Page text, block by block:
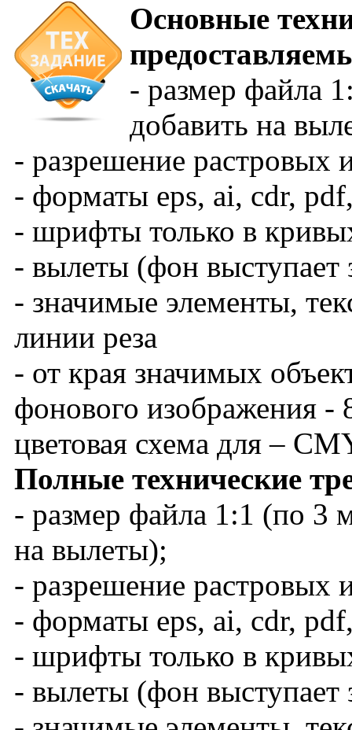
Основные
- размер файла
добавить на
- разрешение растровых
- форматы eps, ai, cdr,
- шрифты только в
- вылеты (фон
- значимые элементы,
линии реза
- от края значимых
фонового изображения -
цветовая схема для –
Полные технические
- размер файла 1:1 (по 3
на вылеты);
- разрешение растровых
- форматы eps, ai, cdr,
- шрифты только в
- вылеты (фон